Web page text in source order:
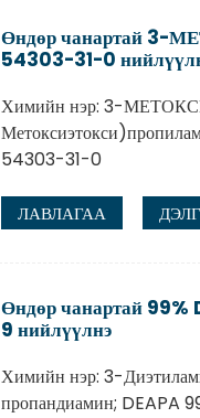
Өндөр чанартай
54303-31-0
Химийн нэр: 3-
54303-31-0
ЛАВЛАГАА
Өндөр чанартай
9 нийлүүлнэ
Химийн нэр: 3-
пропандиамин; DEAPA